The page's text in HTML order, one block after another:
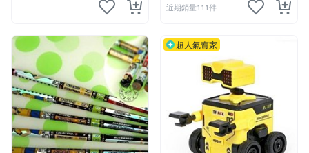
近期銷量111件
超人氣賣家